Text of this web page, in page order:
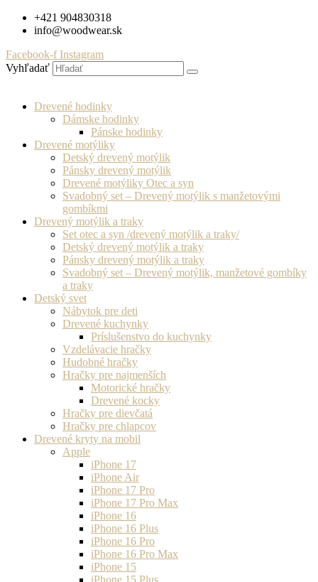
Preskočiť+421 904830318
info@woodwear.sk
Facebook-f Instagram
Vyhľadať
Drevené hodinky
Dámske hodinky
Pánske hodinky
Drevené motýliky
Detský drevený motýlik
Pánsky drevený motýlik
Drevené motýliky Otec a syn
Svadobný set – Drevený motýlik s manžetovými
gombíkmi
Drevený motýlik a traky
Set otec a syn /drevený motýlik a traky/
Detský drevený motýlik a traky
Pánsky drevený motýlik a traky
Svadobný set – Drevený motýlik, manžetové gombíky
a traky
Detský svet
Nábytok pre deti
Drevené kuchynky
Príslušenstvo do kuchynky
Vzdelávacie hračky
Hudobné hračky
Hračky pre najmenších
Motorické hračky
Drevené kocky
Hračky pre dievčatá
Hračky pre chlapcov
Drevené kryty na mobil
Apple
iPhone 17
iPhone Air
iPhone 17 Pro
iPhone 17 Pro Max
iPhone 16
iPhone 16 Plus
iPhone 16 Pro
iPhone 16 Pro Max
iPhone 15
iPhone 15 Plus